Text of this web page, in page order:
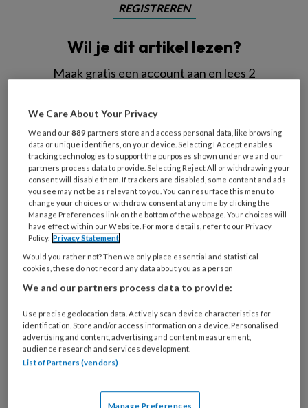
REGISTREREN
Wil je dit artikel lezen?
Maak gratis een account aan en lees 2
Wat
is
je
e-
mailadres?
* *
Kies
je
wachtwoord* *
Kies
je
functie
Bij
welke
organisatie
Ontvang 2x per week de
We Care About Your Privacy
We and our889 partners store and access personal data, like browsing
data or unique identifiers, on your device. Selecting I Accept enables
tracking technologies to support the purposes shown under we and our
partners process data to provide. Selecting Reject All or withdrawing your
consent will disable them. If trackers are disabled, some content and ads
you see may not be as relevant to you. You can resurface this menu to
change your choices or withdraw consent at any time by clicking the
Manage Preferences link on the bottom of the webpage. Your choices will
have effect within our Website. For more details, refer to our Privacy
Policy. Privacy Statement
Would you rather not? Then we only place essential and statistical
cookies, these do not record any data about you as a person
We and our partners process data to provide:
Use precise geolocation data. Actively scan device characteristics for
identification. Store and/or access information on a device. Personalised
advertising and content, advertising and content measurement,
audience research and services development.
List of Partners (vendors)
Manage Preferences